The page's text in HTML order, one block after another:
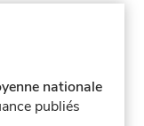
nationale
publiés